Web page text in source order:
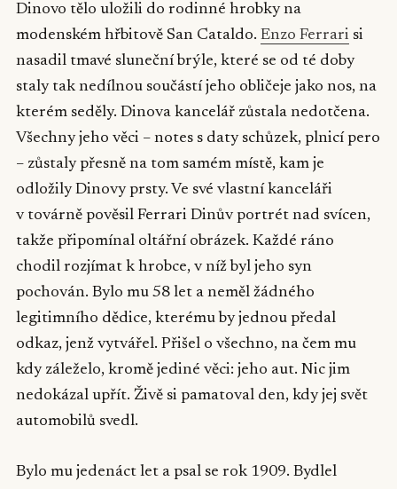
Dinovo tělo uložili do rodinné hrobky na
modenském hřbitově San Cataldo. Enzo Ferrari si
nasadil tmavé sluneční brýle, které se od té doby
staly tak nedílnou součástí jeho obličeje jako nos, na
kterém seděly. Dinova kancelář zůstala nedotčena.
Všechny jeho věci – notes s daty schůzek, plnicí pero
– zůstaly přesně na tom samém místě, kam je
odložily Dinovy prsty. Ve své vlastní kanceláři
v továrně pověsil Ferrari Dinův portrét nad svícen,
takže připomínal oltářní obrázek. Každé ráno
chodil rozjímat k hrobce, v níž byl jeho syn
pochován. Bylo mu 58 let a neměl žádného
legitimního dědice, kterému by jednou předal
odkaz, jenž vytvářel. Přišel o všechno, na čem mu
kdy záleželo, kromě jediné věci: jeho aut. Nic jim
nedokázal upřít. Živě si pamatoval den, kdy jej svět
automobilů svedl.
Bylo mu jedenáct let a psal se rok 1909. Bydlel